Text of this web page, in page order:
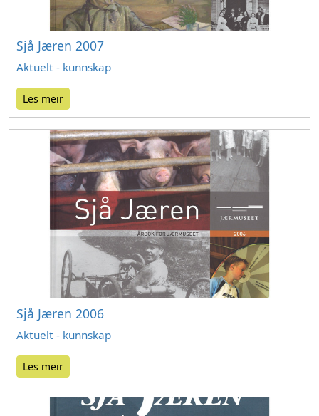
Sjå Jæren 2007
Aktuelt - kunnskap
Les meir
Sjå Jæren 2006
Aktuelt - kunnskap
Les meir